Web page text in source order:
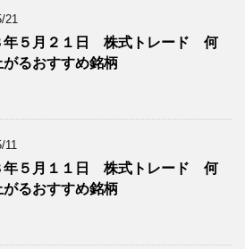
21
年５月２１日 株式トレード 何
がるおすすめ銘柄
11
年５月１１日 株式トレード 何
がるおすすめ銘柄